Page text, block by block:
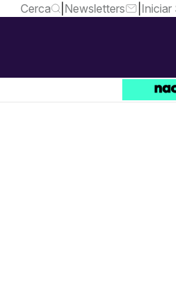
Cerca Newsletters Iniciar